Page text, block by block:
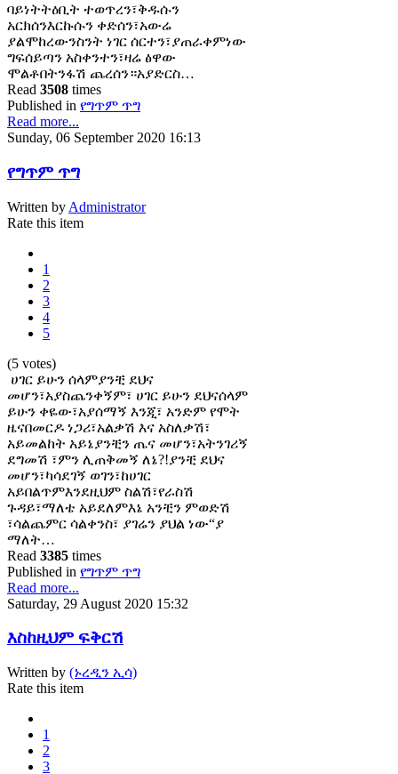
ባይነትትዕቢት ተወጥረን፣ቅዱሱን
አርክሰንእርኩሱን ቀድሰን፣አውሬ
ያልሞከረውንስንት ነገር ሰርተን፣ያጠራቀምነው
ግፍሰይጣን አስቀንተን፣ዛሬ ፅዋው
ሞልቶበትንፋሽ ጨረሰን።አያድርስ…
Read 3508 times
Published in የግጥም ጥግ
Read more...
Sunday, 06 September 2020 16:13
የግጥም ጥግ
Written by Administrator
Rate this item
1
2
3
4
5
(5 votes)
ሀገር ይሁን ሰላምያንቺ ደህና
መሆን፣አያስጨንቀኝም፣ ሀገር ይሁን ደህናሰላም
ይሁን ቀዬው፣አያሰማኝ እንጂ፣ አንድም የሞት
ዜናበመርዶ ነጋሪ፣አልቃሽ እና አስለቃሽ፣
አይመልከት አይኔያንቺን ጤና መሆን፣አትንገሪኝ
ደግመሽ ፣ምን ሊጠቅመኝ ለኔ?!ያንቺ ደህና
መሆን፣ካሳደገኝ ወገን፣ከሀገር
አይበልጥምእንደዚህም ስልሽ፣የራስሽ
ጉዳይ፣ማለቴ አይደለምእኔ አንቺን ምወድሽ
፣ሳልጨምር ሳልቀንስ፣ ያገሬን ያህል ነው“ያ
ማለት…
Read 3385 times
Published in የግጥም ጥግ
Read more...
Saturday, 29 August 2020 15:32
እስከዚህም ፍቅርሽ
Written by (ኑረዲን ኢሳ)
Rate this item
1
2
3